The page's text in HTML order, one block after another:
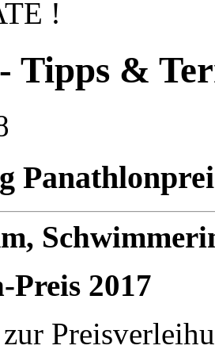
!
Tipps &
Preis 2017